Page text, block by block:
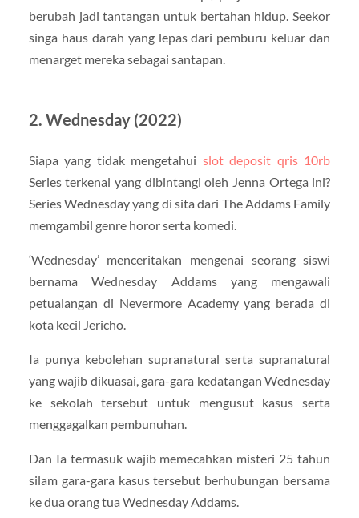
berubah jadi tantangan untuk bertahan hidup. Seekor
singa haus darah yang lepas dari pemburu keluar dan
menarget mereka sebagai santapan.
2. Wednesday (2022)
Siapa yang tidak mengetahui slot deposit qris 10rb
Series terkenal yang dibintangi oleh Jenna Ortega ini?
Series Wednesday yang di sita dari The Addams Family
memgambil genre horor serta komedi.
‘Wednesday’ menceritakan mengenai seorang siswi
bernama Wednesday Addams yang mengawali
petualangan di Nevermore Academy yang berada di
kota kecil Jericho.
Ia punya kebolehan supranatural serta supranatural
yang wajib dikuasai, gara-gara kedatangan Wednesday
ke sekolah tersebut untuk mengusut kasus serta
menggagalkan pembunuhan.
Dan Ia termasuk wajib memecahkan misteri 25 tahun
silam gara-gara kasus tersebut berhubungan bersama
ke dua orang tua Wednesday Addams.